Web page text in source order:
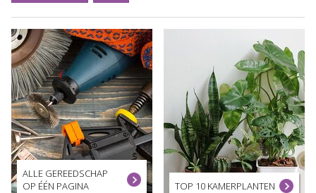
ALLE GEREEDSCHAP
OP ÉÉN PAGINA
TOP 10 KAMERPLANTEN